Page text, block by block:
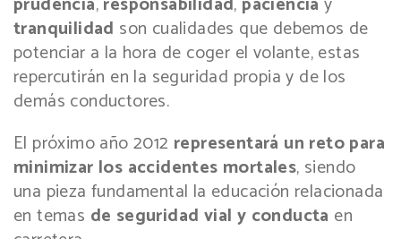
tranquilidad son cualidades que debemos de
potenciar a la hora de coger el volante, estas
repercutirán en la seguridad propia y de los
demás conductores.
El próximo año 2012 representará un reto para
minimizar los accidentes mortales, siendo
una pieza fundamental la educación relacionada
en temas de seguridad vial y conducta en